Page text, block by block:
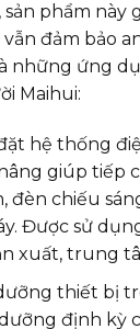
phẩm này
vẫn đảm bảo
những ứng
Maihui:
hệ thống
giúp tiếp
đèn chiếu
Được sử
xuất, trung
thiết bị
định kỳ